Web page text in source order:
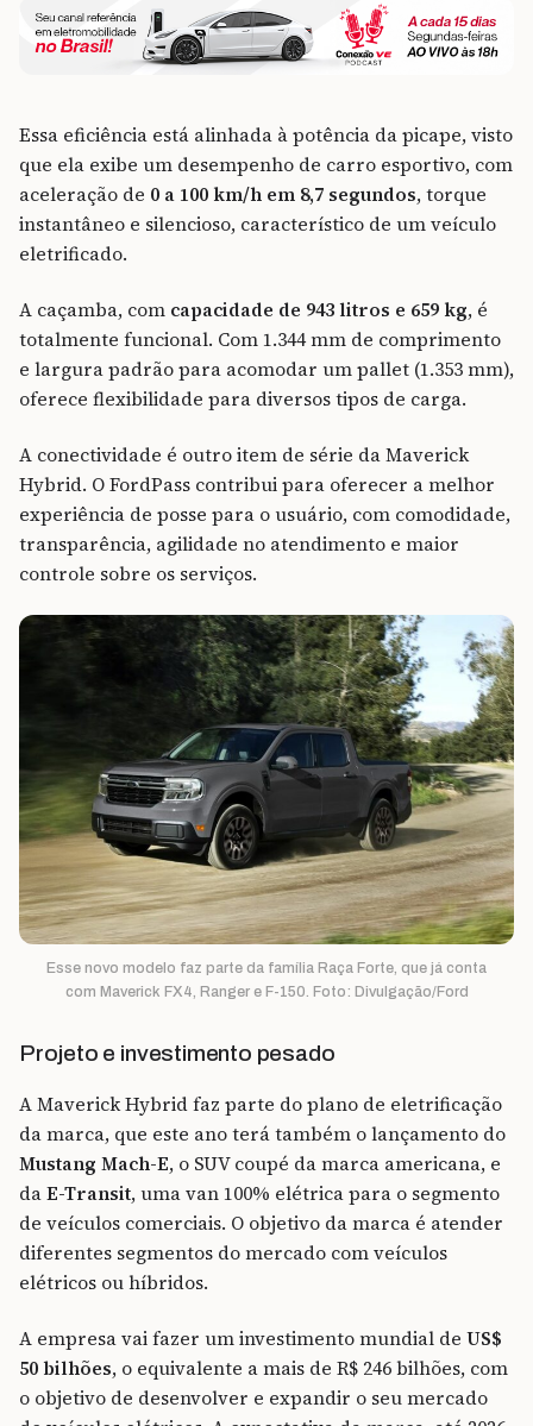
Essa eficiência está alinhada à potência da picape, visto
que ela exibe um desempenho de carro esportivo, com
aceleração de 0 a 100 km/h em 8,7 segundos, torque
instantâneo e silencioso, característico de um veículo
eletrificado.
A caçamba, com capacidade de 943 litros e 659 kg, é
totalmente funcional. Com 1.344 mm de comprimento
e largura padrão para acomodar um pallet (1.353 mm),
oferece flexibilidade para diversos tipos de carga.
A conectividade é outro item de série da Maverick
Hybrid. O FordPass contribui para oferecer a melhor
experiência de posse para o usuário, com comodidade,
transparência, agilidade no atendimento e maior
controle sobre os serviços.
Esse novo modelo faz parte da família Raça Forte, que já conta
com Maverick FX4, Ranger e F-150. Foto: Divulgação/Ford
Projeto e investimento pesado
A Maverick Hybrid faz parte do plano de eletrificação
da marca, que este ano terá também o lançamento do
Mustang Mach-E, o SUV coupé da marca americana, e
daE-Transit, uma van 100% elétrica para o segmento
de veículos comerciais. O objetivo da marca é atender
diferentes segmentos do mercado com veículos
elétricos ou híbridos.
A empresa vai fazer um investimento mundial de US$
50 bilhões, o equivalente a mais de R$ 246 bilhões, com
o objetivo de desenvolver e expandir o seu mercado